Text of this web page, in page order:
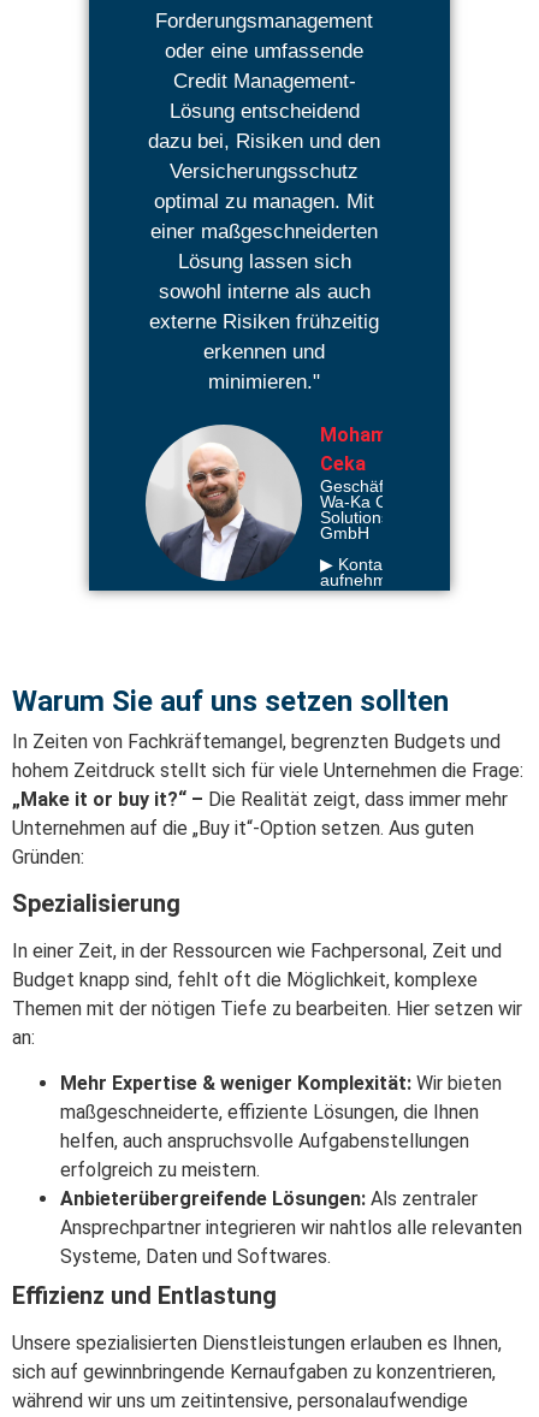
Forderungsmanagement
oder eine umfassende
Credit Management-
Lösung entscheidend
dazu bei, Risiken und den
Versicherungsschutz
optimal zu managen. Mit
einer maßgeschneiderten
Lösung lassen sich
sowohl interne als auch
externe Risiken frühzeitig
erkennen und
minimieren."
Mohamed
Ceka
Geschäftsführer
Wa-Ka Credit
Solutions
GmbH
▶ Kontakt
aufnehmen
Warum Sie auf uns setzen sollten
In Zeiten von Fachkräftemangel, begrenzten Budgets und
hohem Zeitdruck stellt sich für viele Unternehmen die Frage:
„Make it or buy it?“ – Die Realität zeigt, dass immer mehr
Unternehmen auf die „Buy it“-Option setzen. Aus guten
Gründen:
Spezialisierung
In einer Zeit, in der Ressourcen wie Fachpersonal, Zeit und
Budget knapp sind, fehlt oft die Möglichkeit, komplexe
Themen mit der nötigen Tiefe zu bearbeiten. Hier setzen wir
an:
Mehr Expertise & weniger Komplexität: Wir bieten
maßgeschneiderte, effiziente Lösungen, die Ihnen
helfen, auch anspruchsvolle Aufgabenstellungen
erfolgreich zu meistern.
Anbieterübergreifende Lösungen: Als zentraler
Ansprechpartner integrieren wir nahtlos alle relevanten
Systeme, Daten und Softwares.
Effizienz und Entlastung
Unsere spezialisierten Dienstleistungen erlauben es Ihnen,
sich auf gewinnbringende Kernaufgaben zu konzentrieren,
während wir uns um zeitintensive, personalaufwendige